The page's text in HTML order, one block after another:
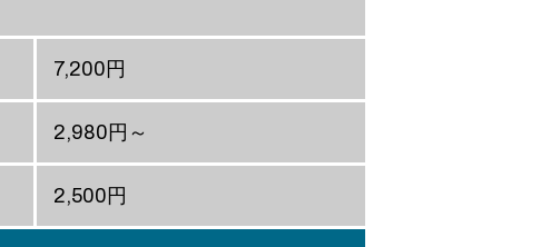
7,200円
2,980円～
2,500円